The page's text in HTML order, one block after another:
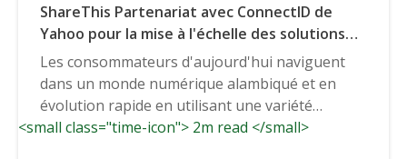
ShareThis Partenariat avec ConnectID de
Yahoo pour la mise à l'échelle des solutions
d'identité sans cookie
Les consommateurs d'aujourd'hui naviguent
dans un monde numérique alambiqué et en
évolution rapide en utilisant une variété
d'appareils et...
<small class="time-icon"> 2m read </small>